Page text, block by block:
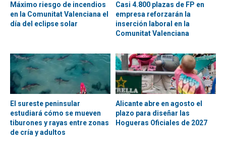
Máximo riesgo de incendios
en la Comunitat Valenciana el
día del eclipse solar
Casi 4.800 plazas de FP en
empresa reforzarán la
inserción laboral en la
Comunitat Valenciana
El sureste peninsular
estudiará cómo se mueven
tiburones y rayas entre zonas
de cría y adultos
Alicante abre en agosto el
plazo para diseñar las
Hogueras Oficiales de 2027